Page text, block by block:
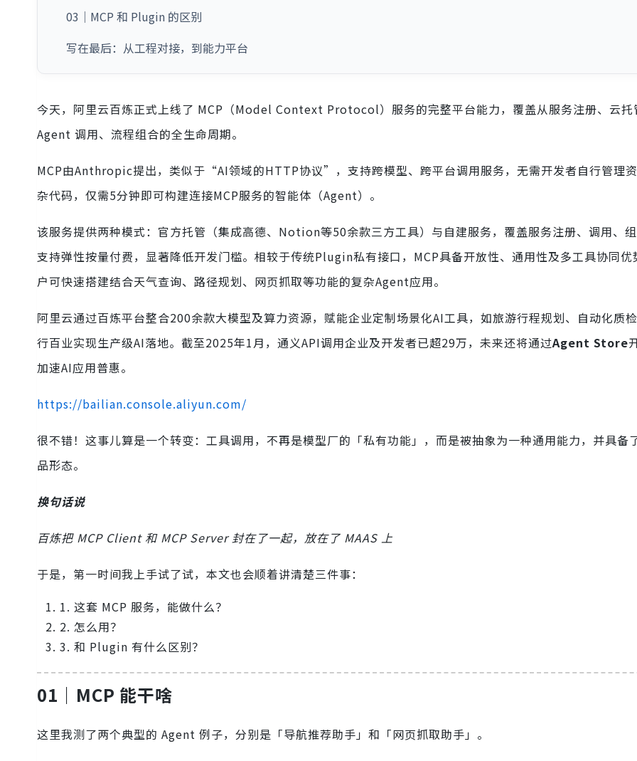
03｜MCP 和 Plugin 的区别
写在最后：从工程对接，到能力平台
今天，阿里云百炼正式上线了 MCP（Model Context Protocol）服务的完整平台能力，覆盖从服务注册、云托
Agent 调用、流程组合的全生命周期。
MCP由Anthropic提出，类似于“AI领域的HTTP协议”，支持跨模型、跨平台调用服务，无需开发者自行管理
杂代码，仅需5分钟即可构建连接MCP服务的智能体（Agent）。
该服务提供两种模式：官方托管（集成高德、Notion等50余款三方工具）与自建服务，覆盖服务注册、调用、组
支持弹性按量付费，显著降低开发门槛。相较于传统Plugin私有接口，MCP具备开放性、通用性及多工具协同优
户可快速搭建结合天气查询、路径规划、网页抓取等功能的复杂Agent应用。
阿里云通过百炼平台整合200余款大模型及算力资源，赋能企业定制场景化AI工具，如旅游行程规划、自动化质
行百业实现生产级AI落地。截至2025年1月，通义API调用企业及开发者已超29万，未来还将通过Agent Store
加速AI应用普惠。
https://bailian.console.aliyun.com/
很不错！这事儿算是一个转变：工具调用，不再是模型厂的「私有功能」，而是被抽象为一种通用能力，并具备
品形态。
换句话说
百炼把 MCP Client 和 MCP Server 封在了一起，放在了 MAAS 上
于是，第一时间我上手试了试，本文也会顺着讲清楚三件事：
1. 这套 MCP 服务，能做什么？
2. 怎么用？
3. 和 Plugin 有什么区别？
01｜MCP 能干啥
这里我测了两个典型的 Agent 例子，分别是「导航推荐助手」和「网页抓取助手」。